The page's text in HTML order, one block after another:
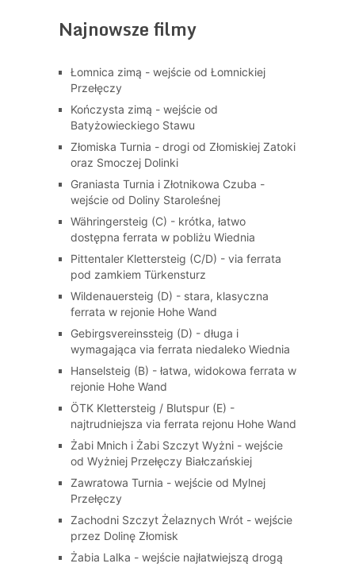
Najnowsze filmy
Łomnica zimą - wejście od Łomnickiej
Przełęczy
Kończysta zimą - wejście od
Batyżowieckiego Stawu
Złomiska Turnia - drogi od Złomiskiej Zatoki
oraz Smoczej Dolinki
Graniasta Turnia i Złotnikowa Czuba -
wejście od Doliny Staroleśnej
Währingersteig (C) - krótka, łatwo
dostępna ferrata w pobliżu Wiednia
Pittentaler Klettersteig (C/D) - via ferrata
pod zamkiem Türkensturz
Wildenauersteig (D) - stara, klasyczna
ferrata w rejonie Hohe Wand
Gebirgsvereinssteig (D) - długa i
wymagająca via ferrata niedaleko Wiednia
Hanselsteig (B) - łatwa, widokowa ferrata w
rejonie Hohe Wand
ÖTK Klettersteig / Blutspur (E) -
najtrudniejsza via ferrata rejonu Hohe Wand
Żabi Mnich i Żabi Szczyt Wyżni - wejście
od Wyżniej Przełęczy Białczańskiej
Zawratowa Turnia - wejście od Mylnej
Przełęczy
Zachodni Szczyt Żelaznych Wrót - wejście
przez Dolinę Złomisk
Żabia Lalka - wejście najłatwiejszą drogą